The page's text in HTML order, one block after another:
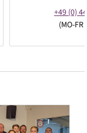
+49 (0)
(MO-